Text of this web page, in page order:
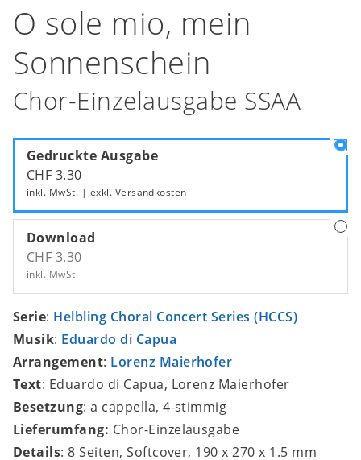
O sole mio, mein
Sonnenschein
Chor-Einzelausgabe SSAA
Gedruckte Ausgabe
CHF 3.30
inkl. MwSt. | exkl. Versandkosten
Download
CHF 3.30
inkl. MwSt.
Serie: Helbling Choral Concert Series (HCCS)
Musik: Eduardo di Capua
Arrangement: Lorenz Maierhofer
Text: Eduardo di Capua, Lorenz Maierhofer
Besetzung: a cappella, 4-stimmig
Lieferumfang: Chor-Einzelausgabe
Details: 8 Seiten, Softcover, 190 x 270 x 1.5 mm